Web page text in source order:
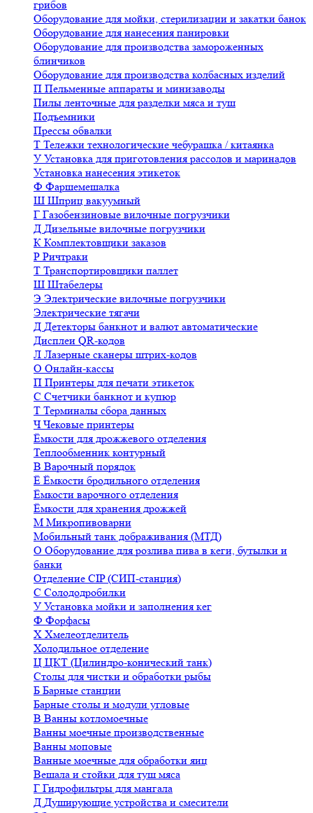
грибов
Оборудование для мойки, стерилизации и закатки банок
Оборудование для нанесения панировки
Оборудование для производства замороженных
блинчиков
Оборудование для производства колбасных изделий
П Пельменные аппараты и минизаводы
Пилы ленточные для разделки мяса и туш
Подъемники
Прессы обвалки
Т Тележки технологические чебурашка / китаянка
У Установка для приготовления рассолов и маринадов
Установка нанесения этикеток
Ф Фаршемешалка
Ш Шприц вакуумный
Г Газобензиновые вилочные погрузчики
Д Дизельные вилочные погрузчики
К Комплектовщики заказов
Р Ричтраки
Т Транспортировщики паллет
Ш Штабелеры
Э Электрические вилочные погрузчики
Электрические тягачи
Д Детекторы банкнот и валют автоматические
Дисплеи QR-кодов
Л Лазерные сканеры штрих-кодов
О Онлайн-кассы
П Принтеры для печати этикеток
С Счетчики банкнот и купюр
Т Терминалы сбора данных
ЧЧековые принтеры
Ёмкости для дрожжевого отделения
Теплообменник контурный
В Варочный порядок
Ё Ёмкости бродильного отделения
Ёмкости варочного отделения
Ёмкости для хранения дрожжей
М Микропивоварни
Мобильный танк дображивания (МТД)
О Оборудование для розлива пива в кеги, бутылки и
банки
Отделение CIP (СИП-станция)
С Солододробилки
У Установка мойки и заполнения кег
Ф Форфасы
Х Хмелеотделитель
Холодильное отделение
Ц ЦКТ (Цилиндро-конический танк)
Столы для чистки и обработки рыбы
Б Барные станции
Барные столы и модули угловые
В Ванны котломоечные
Ванны моечные производственные
Ванны моповые
Ванные моечные для обработки яиц
Вешала и стойки для туш мяса
Г Гидрофильтры для мангала
Д Душирующие устройства и смесители